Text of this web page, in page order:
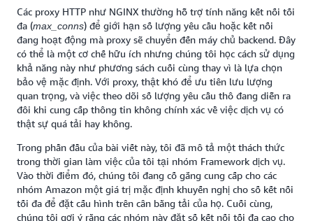
Các proxy HTTP như NGINX thường hỗ trợ tính năng kết nối tối
đa (max_conns) để giới hạn số lượng yêu cầu hoặc kết nối
đang hoạt động mà proxy sẽ chuyển đến máy chủ backend. Đây
có thể là một cơ chế hữu ích nhưng chúng tôi học cách sử dụng
khả năng này như phương sách cuối cùng thay vì là lựa chọn
bảo vệ mặc định. Với proxy, thật khó để ưu tiên lưu lượng
quan trọng, và việc theo dõi số lượng yêu cầu thô đang diễn ra
đôi khi cung cấp thông tin không chính xác về việc dịch vụ có
thật sự quá tải hay không.
Trong phần đầu của bài viết này, tôi đã mô tả một thách thức
trong thời gian làm việc của tôi tại nhóm Framework dịch vụ.
Vào thời điểm đó, chúng tôi đang cố gắng cung cấp cho các
nhóm Amazon một giá trị mặc định khuyến nghị cho số kết nối
tối đa để đặt cấu hình trên cân bằng tải của họ. Cuối cùng,
chúng tôi gợi ý rằng các nhóm này đặt số kết nối tối đa cao cho